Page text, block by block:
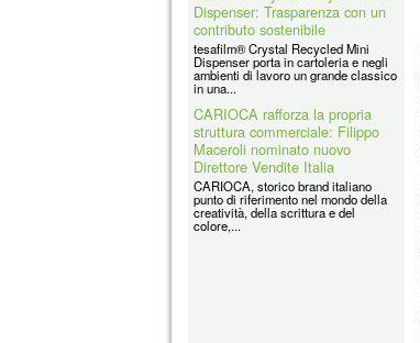
CARIOCA rafforza la propria
struttura commerciale: Filippo
Maceroli nominato nuovo
Direttore Vendite Italia
CARIOCA, storico brand italiano
punto di riferimento nel mondo della
creatività, della scrittura e del
colore,...
Coolpack
Coolpack Italy Srl è la filiale italiana
di un grande Gruppo avente Sede in
Polonia e presente in tutti i
principali...